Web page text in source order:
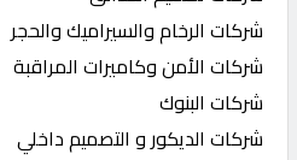
شركات الرخام والسيراميك والحجر
شركات الأمن وكاميرات المراقبة
شركات البنوك
شركات الديكور و التصميم داخلي